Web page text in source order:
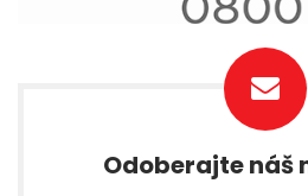
Odoberajte náš